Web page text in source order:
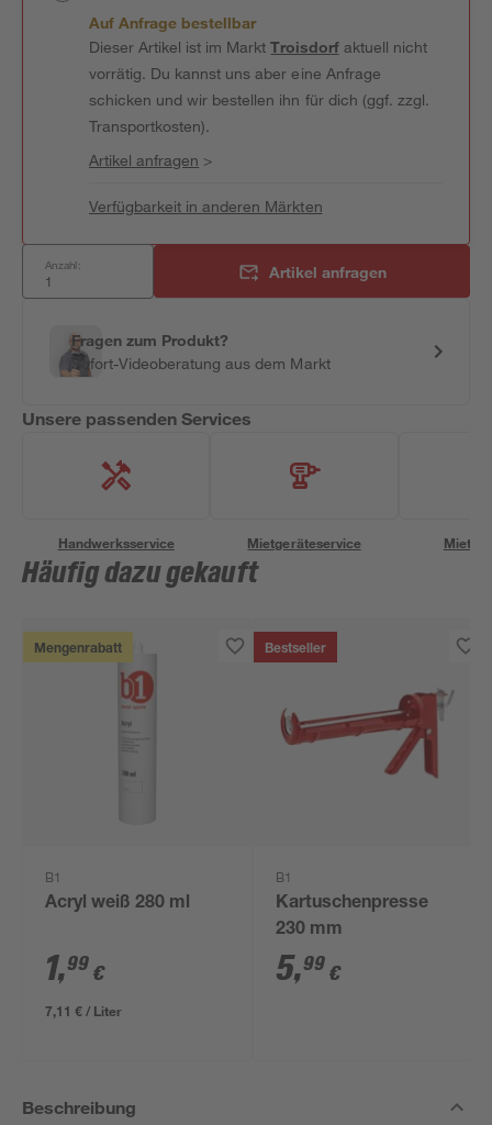
Auf Anfrage bestellbar
Dieser Artikel ist im MarktTroisdorfaktuell nicht
vorrätig. Du kannst uns aber eine Anfrage
schicken und wir bestellen ihn für dich (ggf. zzgl.
Transportkosten).
Artikel anfragen >
Verfügbarkeit in anderen Märkten
Anzahl: Artikel anfragen
Fragen zum Produkt?
Sofort-Videoberatung aus dem Markt
Unsere passenden Services
Handwerksservice Mietgeräteservice
Häufig dazu gekauft
Mengenrabatt
B1
Acryl weiß 280 ml
1,99 €
7,11 € / Liter
Bestseller
B1
Kartuschenpresse
230 mm
5,99 €
Beschreibung